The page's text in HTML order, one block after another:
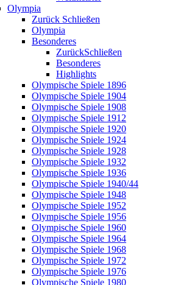
Olympia
Zurück Schließen
Olympia
Besonderes
ZurückSchließen
Besonderes
Highlights
Olympische Spiele 1896
Olympische Spiele 1904
Olympische Spiele 1908
Olympische Spiele 1912
Olympische Spiele 1920
Olympische Spiele 1924
Olympische Spiele 1928
Olympische Spiele 1932
Olympische Spiele 1936
Olympische Spiele 1940/44
Olympische Spiele 1948
Olympische Spiele 1952
Olympische Spiele 1956
Olympische Spiele 1960
Olympische Spiele 1964
Olympische Spiele 1968
Olympische Spiele 1972
Olympische Spiele 1976
Olympische Spiele 1980